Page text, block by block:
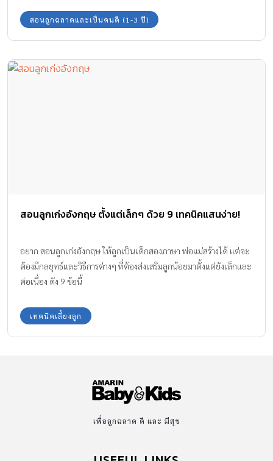
ในใจว่า “ไม่รู้หรือไงว่ามันไม่ดี”
สอนลูกฉลาดและเป็นคนดี (1-3 ปี)
สอนลูกเก่งอังกฤษ ตั้งแต่เล็กๆ ด้วย 9 เทคนิคแสนง่าย!
อยาก สอนลูกเก่งอังกฤษ ให้ลูกเป็นเด็กสองภาษา พ่อแม่สร้างได้ แต่จะ
ต้องมีกลยุทธ์และวิธีการต่างๆ ที่ต้องส่งเสริมลูกน้อยมาตั้งแต่ยังเล็กและ
ต่อเนื่อง ดัง 9 ข้อนี้
เทคนิคเลี้ยงลูก
เพื่อลูกฉลาด ดี และ มีสุข